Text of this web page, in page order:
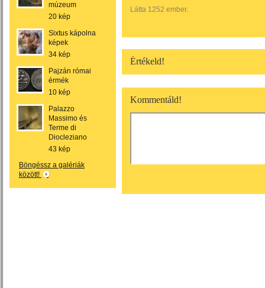
múzeum
20 kép
Sixtus kápolna
képek
34 kép
Pajzán római
érmék
10 kép
Palazzo
Massimo és
Terme di
Diocleziano
43 kép
Böngéssz a galériák
között!
Látta 1252 ember.
Értékeld!
Kommentáld!